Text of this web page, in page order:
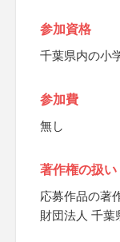
参加資格
千葉県内の小
参加費
無し
著作権の扱い
応募作品の著
財団法人 千葉